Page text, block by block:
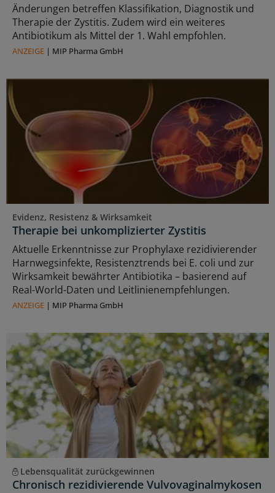
Änderungen betreffen Klassifikation, Diagnostik und
Therapie der Zystitis. Zudem wird ein weiteres
Antibiotikum als Mittel der 1. Wahl empfohlen.
ANZEIGE | MIP Pharma GmbH
Evidenz, Resistenz & Wirksamkeit
Therapie bei unkomplizierter Zystitis
Aktuelle Erkenntnisse zur Prophylaxe rezidivierender
Harnwegsinfekte, Resistenztrends bei E. coli und zur
Wirksamkeit bewährter Antibiotika – basierend auf
Real-World-Daten und Leitlinienempfehlungen.
ANZEIGE | MIP Pharma GmbH
Lebensqualität zurückgewinnen
Chronisch rezidivierende Vulvovaginalmykosen